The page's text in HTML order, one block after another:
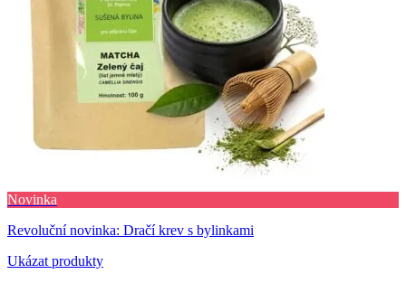
Novinka
Revoluční novinka: Dračí krev s bylinkami
Ukázat produkty